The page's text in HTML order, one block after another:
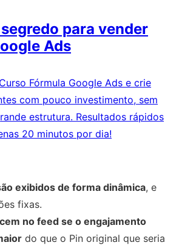
para vender
Ads
Fórmula Google Ads e crie
com pouco investimento, sem
estrutura. Resultados rápidos
20 minutos por dia!
exibidos de forma dinâmica, e
fixas.
no feed se o engajamento
do que o Pin original que seria